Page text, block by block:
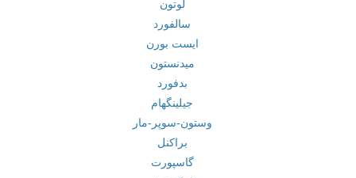
لوتون
سالفورد
ایست بورن
میدنستون
بدفورد
جیلینگهام
وستون-سوپر-مار
براکنل
گاسپورت